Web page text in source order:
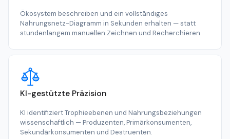
Ökosystem beschreiben und ein vollständiges
Nahrungsnetz-Diagramm in Sekunden erhalten — statt
stundenlangem manuellen Zeichnen und Recherchieren.
KI-gestützte Präzision
KI identifiziert Trophieebenen und Nahrungsbeziehungen
wissenschaftlich — Produzenten, Primärkonsumenten,
Sekundärkonsumenten und Destruenten.